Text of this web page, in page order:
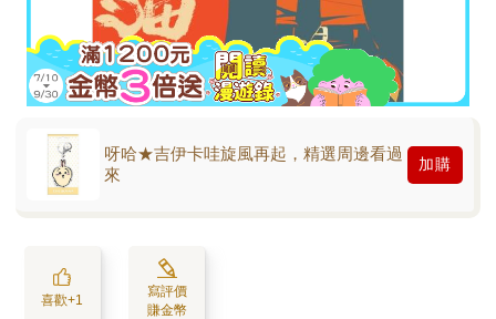
呀哈★吉伊卡哇旋風再起，精選周邊看過
來
加購
喜歡+1
寫評價
賺金幣